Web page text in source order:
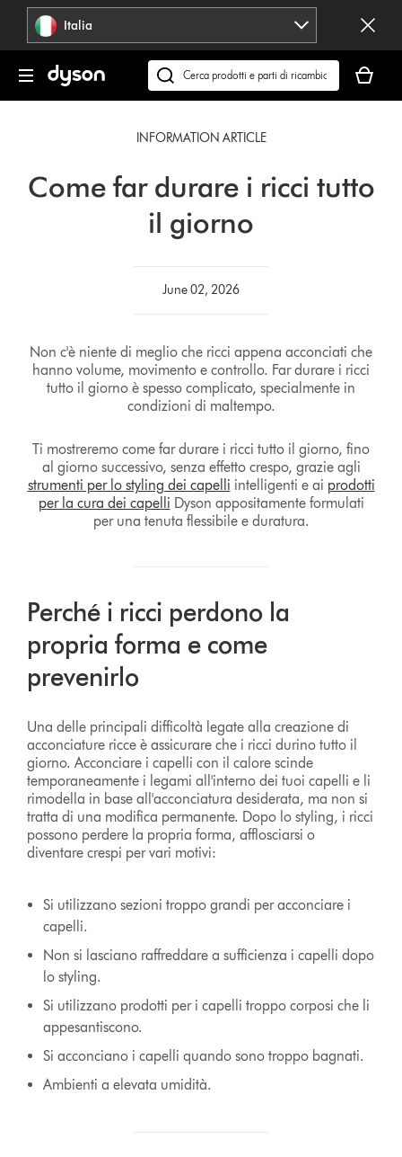
navigazione Italia
Cerca
su
carrello
è
INFORMATION ARTICLE
Come far durare i ricci tutto
il giorno
June 02, 2026
Non c'è niente di meglio che ricci appena acconciati che
hanno volume, movimento e controllo. Far durare i ricci
tutto il giorno è spesso complicato, specialmente in
condizioni di maltempo.
Ti mostreremo come far durare i ricci tutto il giorno, fino
al giorno successivo, senza effetto crespo, grazie agli
strumenti per lo styling dei capelli intelligenti e ai prodotti
per la cura dei capelli Dyson appositamente formulati
per una tenuta flessibile e duratura.
Perché i ricci perdono la
propria forma e come
prevenirlo
Una delle principali difficoltà legate alla creazione di
acconciature ricce è assicurare che i ricci durino tutto il
giorno. Acconciare i capelli con il calore scinde
temporaneamente i legami all'interno dei tuoi capelli e li
rimodella in base all'acconciatura desiderata, ma non si
tratta di una modifica permanente. Dopo lo styling, i ricci
possono perdere la propria forma, afflosciarsi o
diventare crespi per vari motivi:
Si utilizzano sezioni troppo grandi per acconciare i
capelli.
Non si lasciano raffreddare a sufficienza i capelli dopo
lo styling.
Si utilizzano prodotti per i capelli troppo corposi che li
appesantiscono.
Si acconciano i capelli quando sono troppo bagnati.
Ambienti a elevata umidità.